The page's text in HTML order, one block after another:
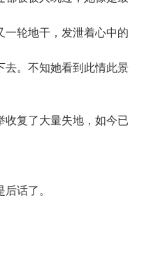
一轮地干，发泄着心中的
去。不知她看到此情此景
复了大量失地，如今已
话了。